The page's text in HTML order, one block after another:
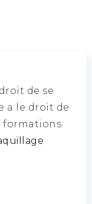
de se
a le droit de
formations